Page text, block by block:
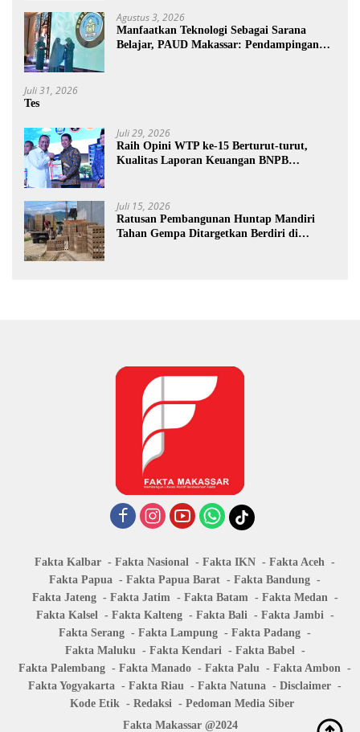
Agustus 3, 2026
Manfaatkan Teknologi Sebagai Sarana
Belajar, PAUD Makassar: Pendampingan
Juli 31, 2026
Tes
Juli 29, 2026
Raih Opini WTP ke-15 Berturut-turut,
Kualitas Laporan Keuangan BNPB
Juli 15, 2026
Ratusan Pembangunan Huntap Mandiri
Tahan Gempa Ditargetkan Berdiri di
Fakta Kalbar Fakta Nasional Fakta IKN
Fakta Aceh
Fakta Papua
Fakta Papua Barat
Fakta Bandung
Fakta Jateng
Fakta Jatim Fakta Batam
Fakta Medan
Fakta Kalsel
Fakta Kalteng Fakta Bali
Fakta Jambi
Fakta Serang
Fakta Lampung
Fakta Padang
Fakta Maluku
Fakta Kendari
Fakta Babel
Fakta Palembang
Fakta Manado Fakta Palu
Fakta Ambon
Fakta Yogyakarta
Fakta Riau Fakta Natuna
Disclaimer
Kode Etik
Redaksi
Pedoman Media Siber
Fakta Makassar @2024